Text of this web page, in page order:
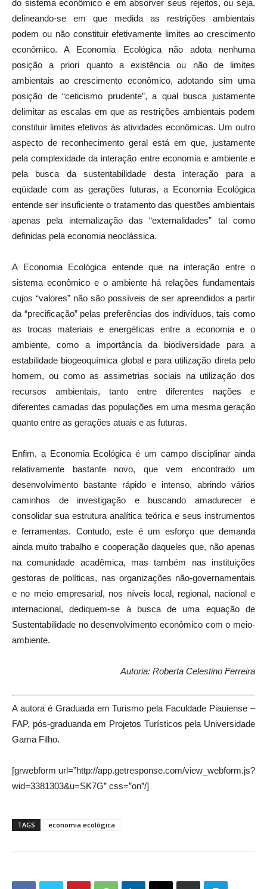
do sistema econômico e em absorver seus rejeitos, ou seja,
delineando-se em que medida as restrições ambientais
podem ou não constituir efetivamente limites ao crescimento
econômico. A Economia Ecológica não adota nenhuma
posição a priori quanto a existência ou não de limites
ambientais ao crescimento econômico, adotando sim uma
posição de “ceticismo prudente”, a qual busca justamente
delimitar as escalas em que as restrições ambientais podem
constituir limites efetivos às atividades econômicas. Um outro
aspecto de reconhecimento geral está em que, justamente
pela complexidade da interação entre economia e ambiente e
pela busca da sustentabilidade desta interação para a
eqüidade com as gerações futuras, a Economia Ecológica
entende ser insuficiente o tratamento das questões ambientais
apenas pela internalização das “externalidades” tal como
definidas pela economia neoclássica.
A Economia Ecológica entende que na interação entre o
sistema econômico e o ambiente há relações fundamentais
cujos “valores” não são possíveis de ser apreendidos a partir
da “precificação” pelas preferências dos indivíduos, tais como
as trocas materiais e energéticas entre a economia e o
ambiente, como a importância da biodiversidade para a
estabilidade biogeoquímica global e para utilização direta pelo
homem, ou como as assimetrias sociais na utilização dos
recursos ambientais, tanto entre diferentes nações e
diferentes camadas das populações em uma mesma geração
quanto entre as gerações atuais e as futuras.
Enfim, a Economia Ecológica é um campo disciplinar ainda
relativamente bastante novo, que vem encontrado um
desenvolvimento bastante rápido e intenso, abrindo vários
caminhos de investigação e buscando amadurecer e
consolidar sua estrutura analítica teórica e seus instrumentos
e ferramentas. Contudo, este é um esforço que demanda
ainda muito trabalho e cooperação daqueles que, não apenas
na comunidade acadêmica, mas também nas instituições
gestoras de políticas, nas organizações não-governamentais
e no meio empresarial, nos níveis local, regional, nacional e
internacional, dediquem-se à busca de uma equação de
Sustentabilidade no desenvolvimento econômico com o meio-
ambiente.
Autoria: Roberta Celestino Ferreira
A autora é Graduada em Turismo pela Faculdade Piauiense –
FAP, pós-graduanda em Projetos Turísticos pela Universidade
Gama Filho.
[grwebform url=”http://app.getresponse.com/view_webform.js?
wid=3381303&u=SK7G” css=”on”/]
TAGS economia ecológica